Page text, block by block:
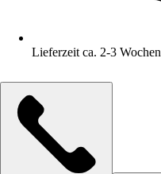
Lieferzeit ca. 2-3 Wochen